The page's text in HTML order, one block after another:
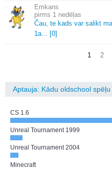
Emkans
1 nedēļas
Čau, te kads var salikt
1a... [0]
1 2
Aptauja: Kādu oldschool
CS 1.6
Unreal Tournament 1999
Unreal Tournament 2004
Minecraft